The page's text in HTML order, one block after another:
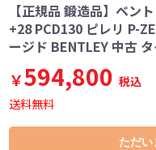
【正規品 鍛造品】ベン
+28 PCD130 ピレリ P-
ージド BENTLEY 中古
￥594,800 税込
送料無料
ただい